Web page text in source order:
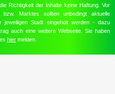
Richtigkeit der Inhalte keine Haftung. Vor
Marktes sollten unbedingt aktuelle
jeweiligen Stadt eingeholt werden - dazu
auch eine weitere Webseite. Sie haben
hier melden.